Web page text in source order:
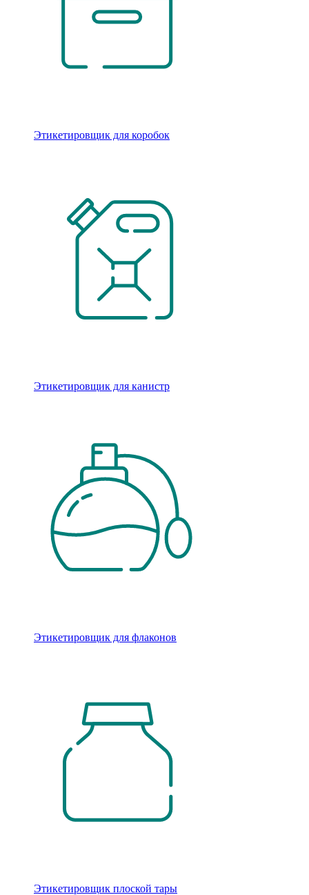
Этикетировщик для коробок
Этикетировщик для канистр
Этикетировщик для флаконов
Этикетировщик плоской тары